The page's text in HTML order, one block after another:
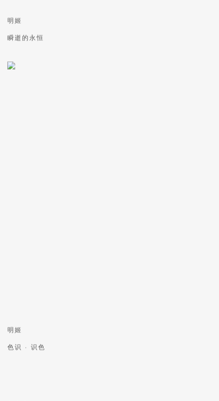
明姬
瞬逝的永恒
明姬
色识 · 识色